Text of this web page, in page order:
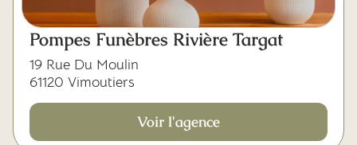
Pompes Funèbres Rivière Targat
19 Rue Du Moulin
61120 Vimoutiers
Voir l'agence